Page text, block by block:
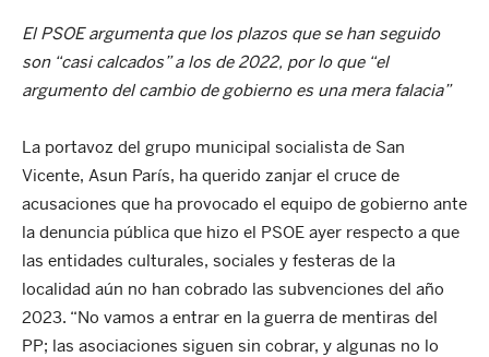
El PSOE argumenta que los plazos que se han seguido
son “casi calcados” a los de 2022, por lo que “el
argumento del cambio de gobierno es una mera falacia”
La portavoz del grupo municipal socialista de San
Vicente, Asun París, ha querido zanjar el cruce de
acusaciones que ha provocado el equipo de gobierno ante
la denuncia pública que hizo el PSOE ayer respecto a que
las entidades culturales, sociales y festeras de la
localidad aún no han cobrado las subvenciones del año
2023. “No vamos a entrar en la guerra de mentiras del
PP; las asociaciones siguen sin cobrar, y algunas no lo